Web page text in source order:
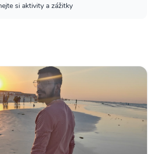
si aktivity a zážitky